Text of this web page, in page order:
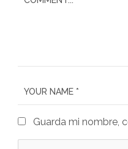
Guarda mi nombre,